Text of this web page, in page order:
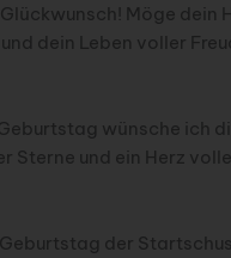
Möge dein
dein Leben voller
wünsche ich
Sterne und ein Herz
der